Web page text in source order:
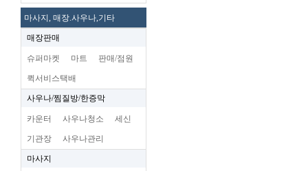
마사지, 매장.사우나,기타
매장판매
슈퍼마켓 마트 판매/점원
퀵서비스택배
사우나/찜질방/한증막
카운터 사우나청소 세신
기관장 사우나관리
마사지